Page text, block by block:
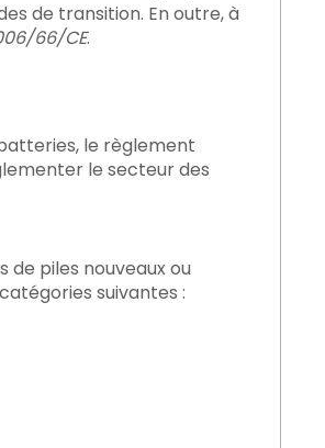
de transition. En outre, à
66/CE.
le règlement
le secteur des
piles nouveaux ou
suivantes :